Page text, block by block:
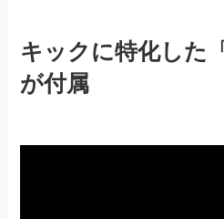
キックに特化した
が付属